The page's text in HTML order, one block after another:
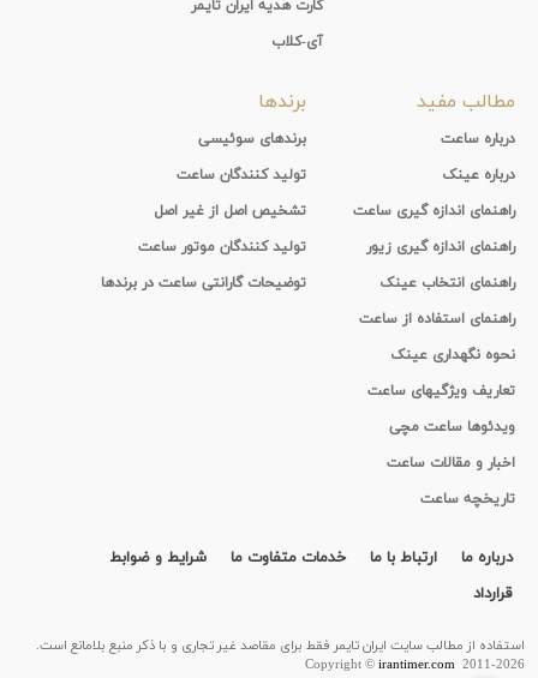
کارت هدیه ایران تایمر
آی-کلاب
مطالب مفید
درباره ساعت
درباره عینک
راهنمای اندازه گیری ساعت
راهنمای اندازه گیری زیور
راهنمای انتخاب عینک
راهنمای استفاده از ساعت
نحوه نگهداری عینک
تعاریف ویژگیهای ساعت
ویدئوها ساعت مچی
اخبار و مقالات ساعت
تاریخچه ساعت
برندها
برندهای سوئیسی
تولید کنندگان ساعت
تشخیص اصل از غیر اصل
تولید کنندگان موتور ساعت
توضیحات گارانتی ساعت در برندها
درباره ما ارتباط با ما خدمات متفاوت ما
شرایط و ضوابط
قرارداد
استفاده از مطالب سايت ایران تایمر فقط برای مقاصد غیر تجاری و با ذکر منبع بلامانع است.
Copyright ©irantimer.com2011-2026